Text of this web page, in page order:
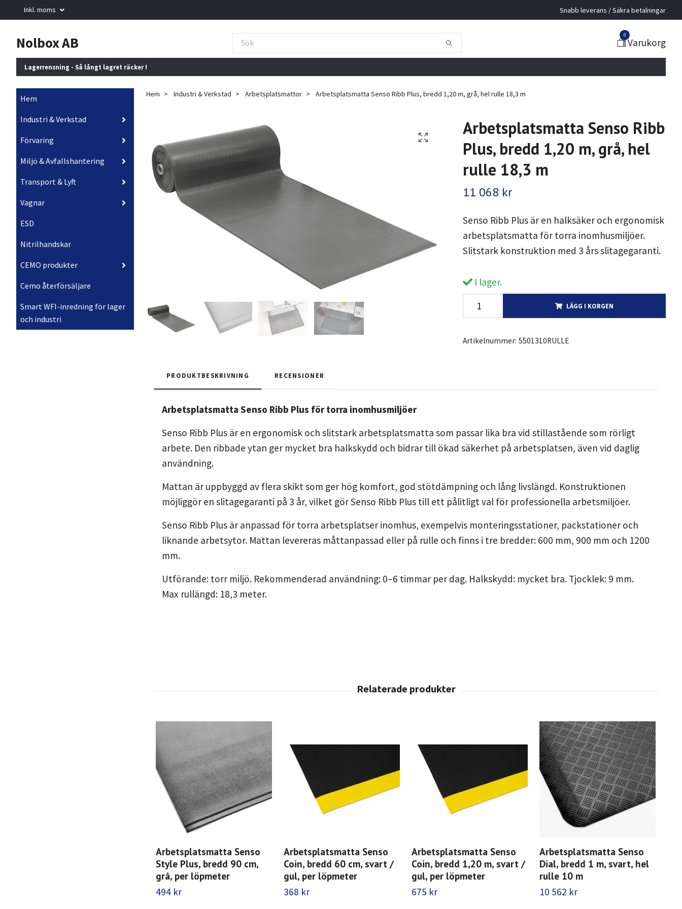
Inkl. moms Snabb leverans / Säkra betalningar
Nolbox AB 0
Varukorg
Lagerrensning - Så långt lagret räcker !
Hem
Industri & Verkstad
Förvaring
Miljö & Avfallshantering
Transport & Lyft
Vagnar
ESD
Nitrilhandskar
CEMO produkter
Cemo återförsäljare
Smart WFI-inredning för lager
och industri
Hem Industri & Verkstad Arbetsplatsmattor Arbetsplatsmatta Senso Ribb Plus, bredd 1,20 m, grå, hel rulle 18,3 m
Arbetsplatsmatta Senso Ribb
Plus, bredd 1,20 m, grå, hel
rulle 18,3 m
11 068 kr
Senso Ribb Plus är en halksäker och ergonomisk
arbetsplatsmatta för torra inomhusmiljöer.
Slitstark konstruktion med 3 års slitagegaranti.
I lager.
LÄGG I KORGEN
Artikelnummer: 5501310RULLE
PRODUKTBESKRIVNING RECENSIONER
Arbetsplatsmatta Senso Ribb Plus för torra inomhusmiljöer
Senso Ribb Plus är en ergonomisk och slitstark arbetsplatsmatta som passar lika bra vid stillastående som rörligt
arbete. Den ribbade ytan ger mycket bra halkskydd och bidrar till ökad säkerhet på arbetsplatsen, även vid daglig
användning.
Mattan är uppbyggd av flera skikt som ger hög komfort, god stötdämpning och lång livslängd. Konstruktionen
möjliggör en slitagegaranti på 3 år, vilket gör Senso Ribb Plus till ett pålitligt val för professionella arbetsmiljöer.
Senso Ribb Plus är anpassad för torra arbetsplatser inomhus, exempelvis monteringsstationer, packstationer och
liknande arbetsytor. Mattan levereras måttanpassad eller på rulle och finns i tre bredder: 600 mm, 900 mm och 1200
mm.
Utförande: torr miljö. Rekommenderad användning: 0–6 timmar per dag. Halkskydd: mycket bra. Tjocklek: 9 mm.
Max rullängd: 18,3 meter.
Arbetsplatsmatta Senso
Style Plus, bredd 90 cm,
grå, per löpmeter
494 kr
Arbetsplatsmatta Senso
Coin, bredd 60 cm, svart /
gul, per löpmeter
368 kr
Arbetsplatsmatta Senso
Coin, bredd 1,20 m, svart /
gul, per löpmeter
675 kr
Arbetsplatsmatta Senso
Dial, bredd 1 m, svart, hel
rulle 10 m
10 562 kr